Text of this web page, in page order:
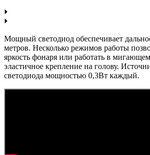
Мощный светодиод обеспечивает
метров. Несколько режимов работы
яркость фонаря или работать в
эластичное крепление на голову.
светодиода мощностью 0,3Вт каждый.